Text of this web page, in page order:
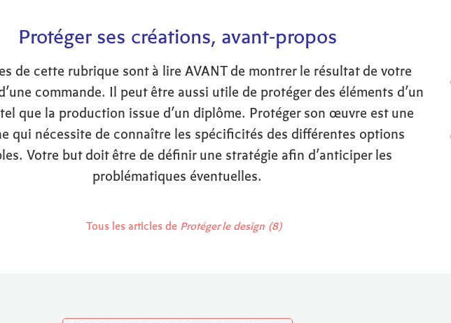
Protéger ses créations, avant-propos
de cette rubrique sont à lire AVANT de montrer le résultat de votre
commande. Il peut être aussi utile de protéger des éléments d’un
que la production issue d’un diplôme. Protéger son œuvre est une
qui nécessite de connaître les spécificités des différentes options
Votre but doit être de définir une stratégie afin d’anticiper les
problématiques éventuelles.
Tous les articles de Protéger le design (8)